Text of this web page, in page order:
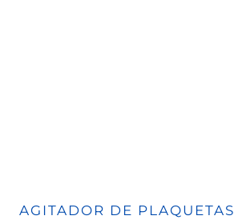
AGITADOR DE PLAQUETAS